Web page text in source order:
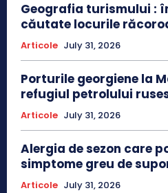
Geografia turismului :
căutate locurile
Articole July 31, 2026
Porturile georgiene la
refugiul petrolului
Articole July 31, 2026
Alergia de sezon care
simptome greu de
Articole July 31, 2026